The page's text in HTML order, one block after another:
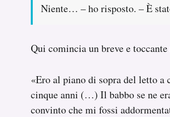
Niente… – ho risposto. – È
Qui comincia un breve e toccante
«Ero al piano di sopra del letto
cinque anni (…) Il babbo se ne
convinto che mi fossi